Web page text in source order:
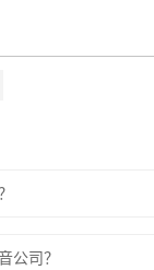
公司？